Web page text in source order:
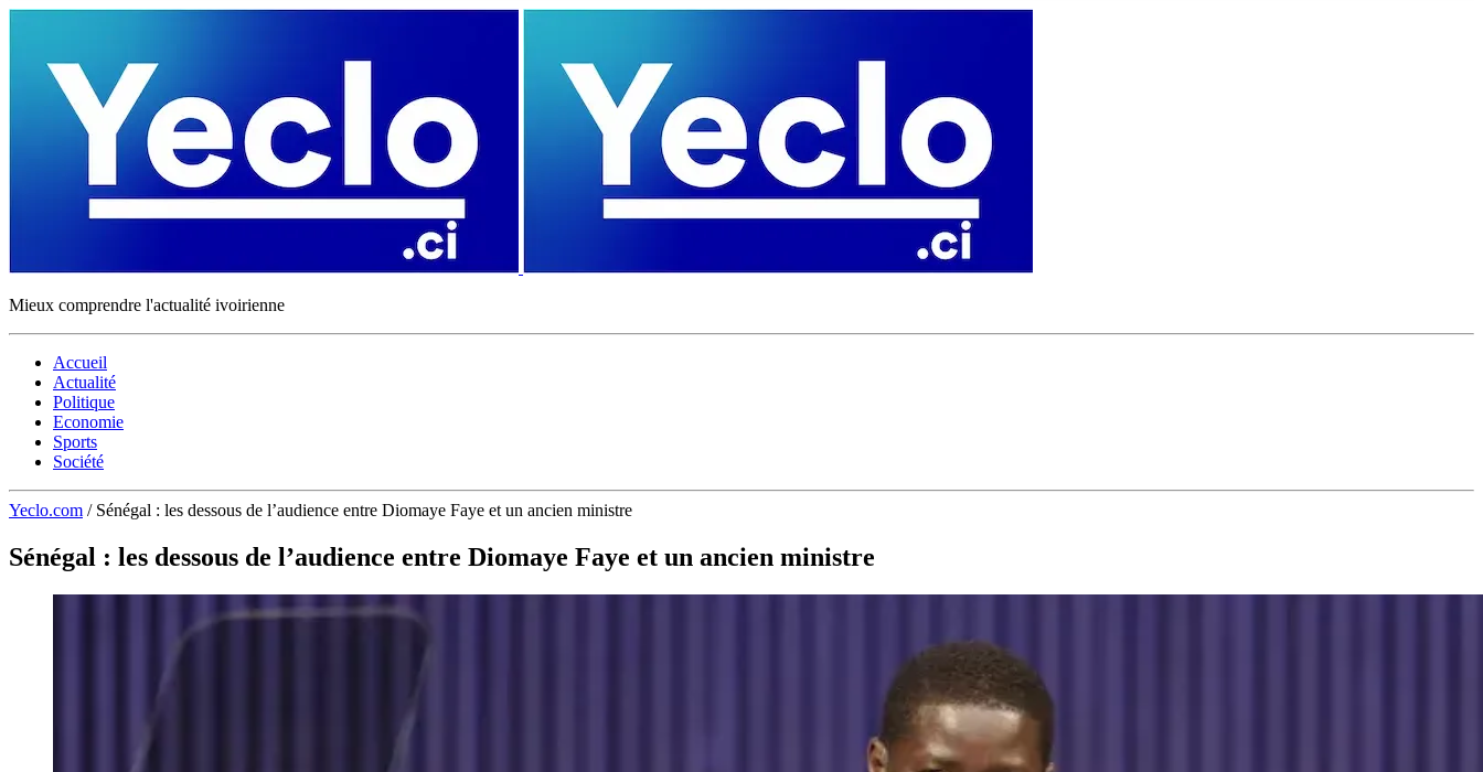
Mieux comprendre l'actualité ivoirienne
Accueil
Actualité
Politique
Economie
Sports
Société
Yeclo.com / Sénégal : les dessous de l’audience entre Diomaye Faye et un ancien ministre
Sénégal : les dessous de l’audience entre Diomaye Faye et un ancien ministre